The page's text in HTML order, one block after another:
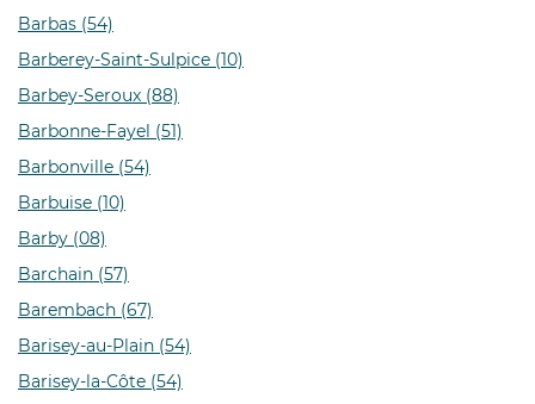
Barbas (54)
Barberey-Saint-Sulpice (10)
Barbey-Seroux (88)
Barbonne-Fayel (51)
Barbonville (54)
Barbuise (10)
Barby (08)
Barchain (57)
Barembach (67)
Barisey-au-Plain (54)
Barisey-la-Côte (54)